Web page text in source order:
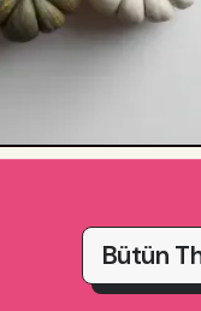
Bütün